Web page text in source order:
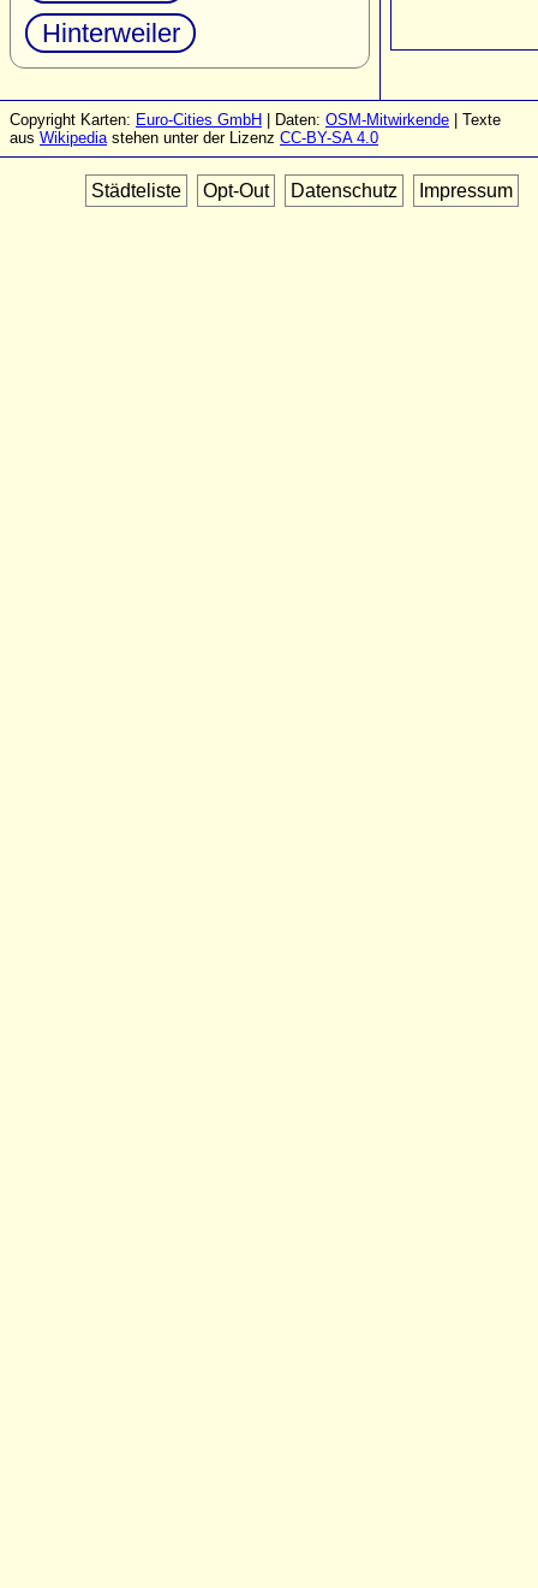
Hinterweiler
Copyright Karten: Euro-Cities GmbH | Daten: OSM-Mitwirkende | Texte
aus Wikipediastehen unter der Lizenz CC-BY-SA 4.0
Städteliste Opt-Out Datenschutz Impressum